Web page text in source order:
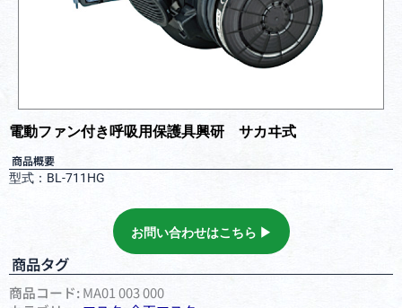
電動ファン付き呼吸用保護具興研 サカヰ式
商品概要
型式：BL-711HG
お問い合わせはこちら ▶︎
商品タグ
商品コード:MA01 003 000